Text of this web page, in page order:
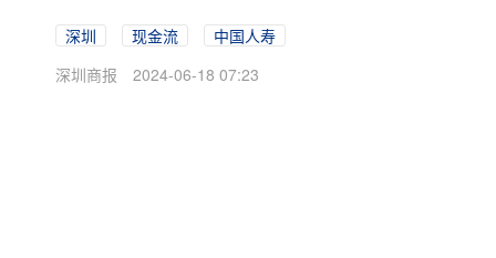
深圳 现金流
中国人寿
深圳商报
2024-06-18 07:23